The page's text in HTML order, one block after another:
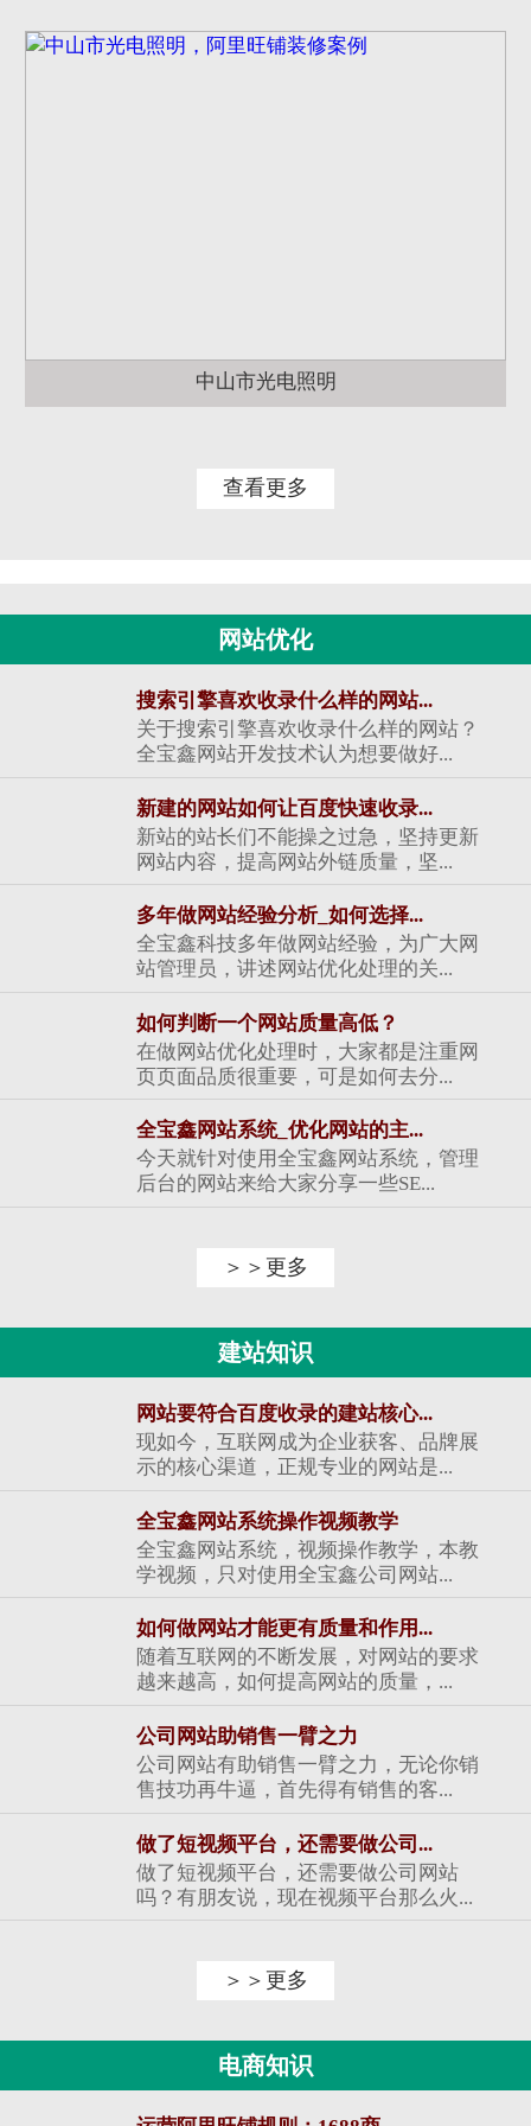
中山市光电照明
查看更多
网站优化
搜索引擎喜欢收录什么样的网站...
关于搜索引擎喜欢收录什么样的网站？
全宝鑫网站开发技术认为想要做好...
新建的网站如何让百度快速收录...
新站的站长们不能操之过急，坚持更新
网站内容，提高网站外链质量，坚...
多年做网站经验分析_如何选择...
全宝鑫科技多年做网站经验，为广大网
站管理员，讲述网站优化处理的关...
如何判断一个网站质量高低？
在做网站优化处理时，大家都是注重网
页页面品质很重要，可是如何去分...
全宝鑫网站系统_优化网站的主...
今天就针对使用全宝鑫网站系统，管理
后台的网站来给大家分享一些SE...
＞＞更多
建站知识
网站要符合百度收录的建站核心...
现如今，互联网成为企业获客、品牌展
示的核心渠道，正规专业的网站是...
全宝鑫网站系统操作视频教学
全宝鑫网站系统，视频操作教学，本教
学视频，只对使用全宝鑫公司网站...
如何做网站才能更有质量和作用...
随着互联网的不断发展，对网站的要求
越来越高，如何提高网站的质量，...
公司网站助销售一臂之力
公司网站有助销售一臂之力，无论你销
售技功再牛逼，首先得有销售的客...
做了短视频平台，还需要做公司...
做了短视频平台，还需要做公司网站
吗？有朋友说，现在视频平台那么火...
＞＞更多
电商知识